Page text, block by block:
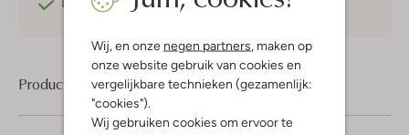
Wij, en onze negen partners, maken op
onze website gebruik van cookies en
vergelijkbare technieken (gezamenlijk:
"cookies").
Wij gebruiken cookies om ervoor te
Product informatie